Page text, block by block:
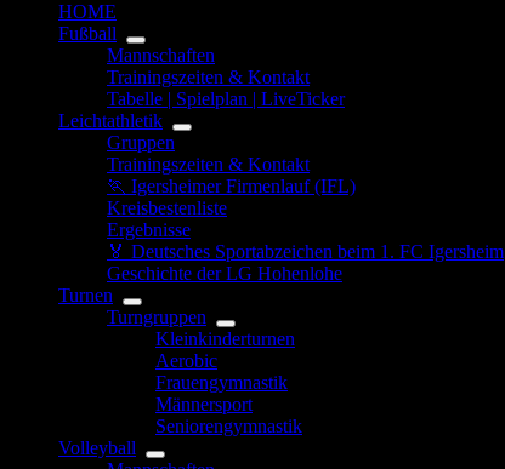
HOME
Fußball
Mannschaften
Trainingszeiten & Kontakt
Tabelle | Spielplan | LiveTicker
Leichtathletik
Gruppen
Trainingszeiten & Kontakt
🏃 Igersheimer Firmenlauf (IFL)
Kreisbestenliste
Ergebnisse
🏅 Deutsches Sportabzeichen beim 1. FC Igersheim
Geschichte der LG Hohenlohe
Turnen
Turngruppen
Kleinkinderturnen
Aerobic
Frauengymnastik
Männersport
Seniorengymnastik
Volleyball